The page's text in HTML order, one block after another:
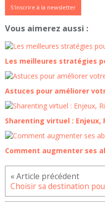
S'inscrire à la newsletter
Vous aimerez aussi :
Les meilleures stratégies
Astuces pour améliorer
Sharenting virtuel : Enjeux,
Comment augmenter ses